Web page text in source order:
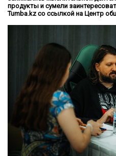
продукты и сумели
Tumba.kz со ссылкой на Центр